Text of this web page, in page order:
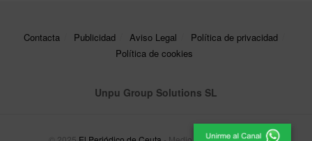
Contacta Publicidad Aviso Legal
Política de privacidad
Política de cookies
Unpu Group Solutions SL